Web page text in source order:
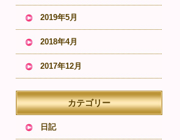
2019年5月
2018年4月
2017年12月
カテゴリー
日記